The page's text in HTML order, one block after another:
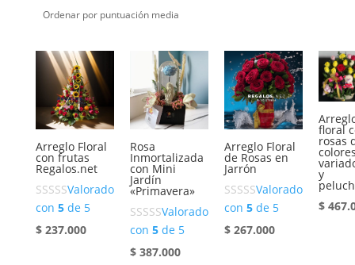
Arreglo Floral
con frutas
Regalos.net
Valorado
con 5de 5
$237.000
Rosa
Inmortalizada
con Mini
Jardín
«Primavera»
Valorado
con 5de 5
$387.000
Arreglo Floral
de Rosas en
Jarrón
Valorado
con 5de 5
$267.000
floral
rosas
y
$